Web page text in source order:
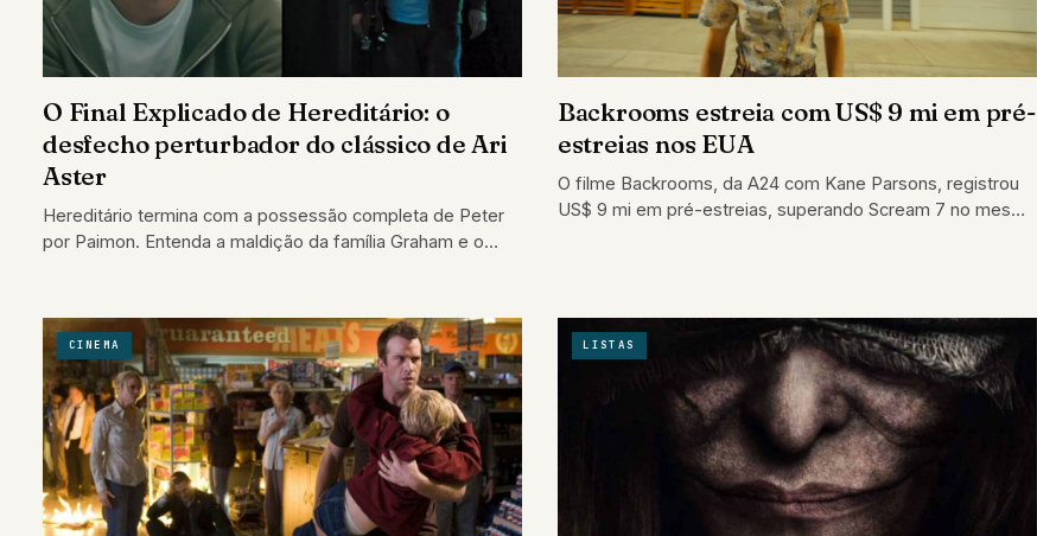
O Final Explicado de Hereditário: o
desfecho perturbador do clássico de Ari
Aster
Hereditário termina com a possessão completa de Peter
por Paimon. Entenda a maldição da família Graham e o
Backrooms estreia com US$ 9 mi em pré-
estreias nos EUA
O filme Backrooms, da A24 com Kane Parsons, registrou
US$ 9 mi em pré-estreias, superando Scream 7 no mesmo
CINEMA LISTAS